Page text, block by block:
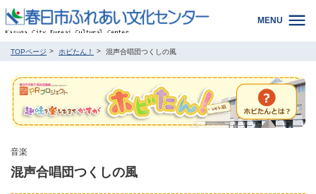
MENU
TOPページ ホビたん！ 混声合唱団つくしの風
音楽
混声合唱団つくしの風